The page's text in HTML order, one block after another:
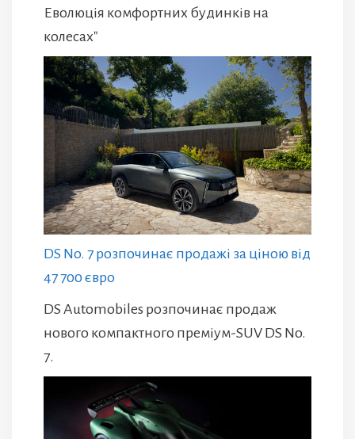
Еволюція комфортних будинків на
колесах"
DS No. 7 розпочинає продажі за ціною від
47 700 євро
DS Automobiles розпочинає продаж
нового компактного преміум-SUV DS No.
7.